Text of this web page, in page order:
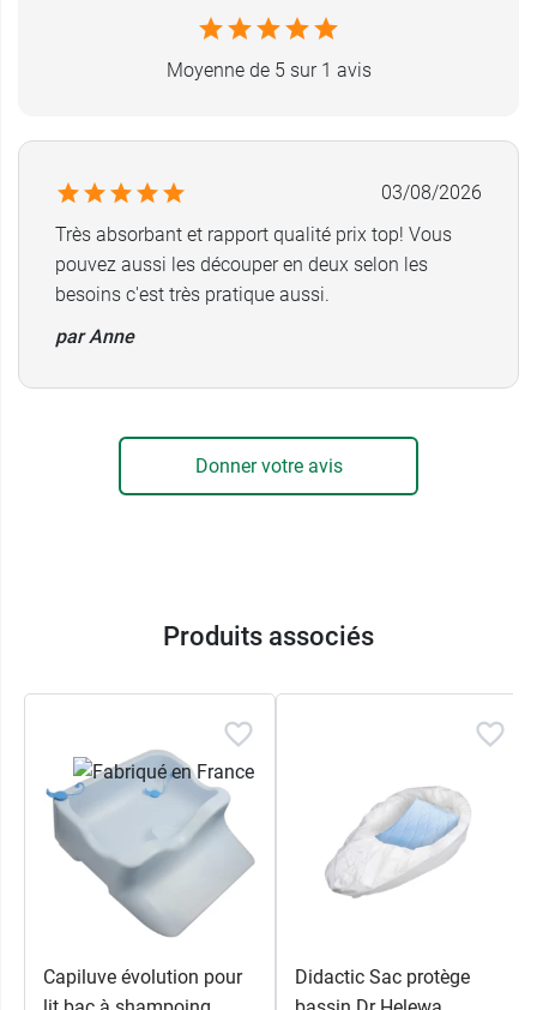
Référence : P60025
Moyenne de 5 sur 1 avis
03/08/2026
Très absorbant et rapport qualité prix top! Vous
pouvez aussi les découper en deux selon les
besoins c'est très pratique aussi.
par Anne
Donner votre avis
Produits associés
Capiluve évolution pour
Didactic Sac protège